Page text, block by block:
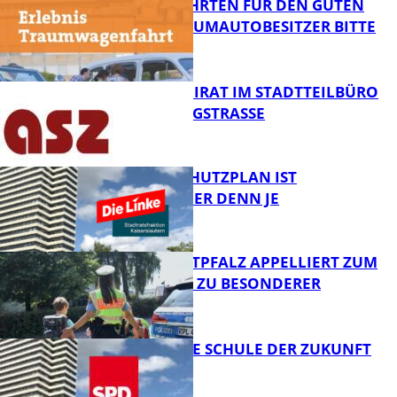
FB News
FB News
SPENDENFAHRTEN FÜR DEN GUTEN
ZWECK – TRAUMAUTOBESITZER BITTE
MELDEN!
FB News
SENIORENBEIRAT IM STADTTEILBÜRO
IN DER KÖNIGSTRASSE
FB News
EIN HITZESCHUTZPLAN IST
NOTWENDIGER DENN JE
POLIZEI WESTPFALZ APPELLIERT ZUM
SCHULSTART ZU BESONDERER
VORSICHT
WIE SIEHT DIE SCHULE DER ZUKUNFT
AUS?